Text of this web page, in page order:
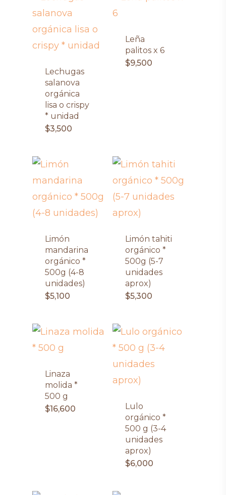
Lechugas
salanova
orgánica
lisa o crispy
* unidad
$3,500
Leña
palitos x 6
$9,500
Limón
mandarina
orgánico *
500g (4-8
unidades)
$5,100
Limón tahiti
orgánico *
500g (5-7
unidades
aprox)
$5,300
Linaza
molida *
500 g
$16,600
Lulo
orgánico *
500 g (3-4
unidades
aprox)
$6,000